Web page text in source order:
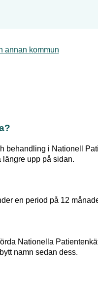
annan kommun
?
behandling i Nationell
längre upp på sidan.
en period på 12
Nationella
namn sedan dess.